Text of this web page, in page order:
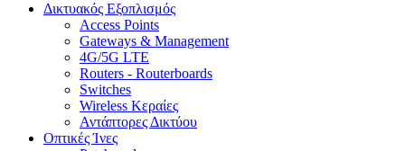
Δικτυακός Εξοπλισμός
Access Points
Gateways & Management
4G/5G LTE
Routers - Routerboards
Switches
Wireless Κεραίες
Αντάπτορες Δικτύου
Οπτικές Ίνες